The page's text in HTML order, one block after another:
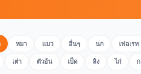
หมา แมว อื่นๆ นก เฟอเรท
เต่า ตัวอ้น เป็ด ลิง ไก่